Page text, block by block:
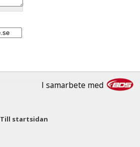
I samarbete med
Till startsidan